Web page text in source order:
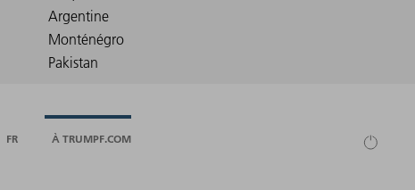
FR À TRUMPF.COM